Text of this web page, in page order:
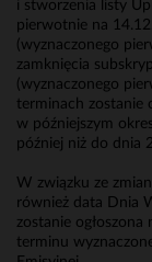
i stworzenia listy
pierwotnie na
(wyznaczonego
zamknięcia
(wyznaczonego
terminach zostanie
w późniejszym
później niż do dnia
W związku ze
również data Dnia
zostanie ogłoszona
terminu